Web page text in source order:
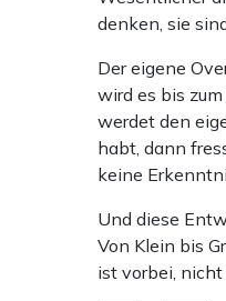
denken, sie
Der eigene
wird es bis
werdet den
habt, dann
keine
Und diese
Von Klein bis
ist vorbei,